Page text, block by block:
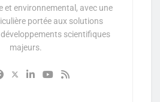
et environnemental, avec une
portée aux solutions
scientifiques
majeurs.